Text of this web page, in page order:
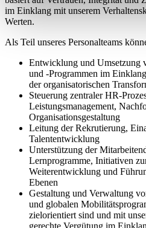
im Einklang mit unserem
Werten.
Als Teil unseres Personalteams
Entwicklung und Umsetzung
und -Programmen im
der organisatorischen
Steuerung zentraler HR-
Leistungsmanagement,
Organisationsgestaltung
Leitung der Rekrutierung,
Talententwicklung
Unterstützung der
Lernprogramme, Initiativen
Weiterentwicklung und
Ebenen
Gestaltung und Verwaltung
und globalen
zielorientiert sind und mit
gerechte Vergütung im